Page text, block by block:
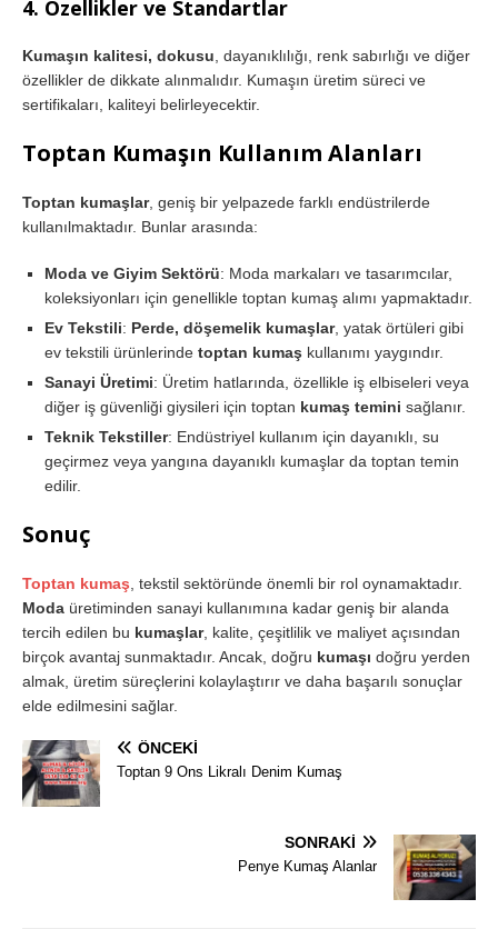
4. Özellikler ve Standartlar
Kumaşın kalitesi, dokusu , dayanıklılığı, renk sabırlığı ve diğer
özellikler de dikkate alınmalıdır. Kumaşın üretim süreci ve
sertifikaları, kaliteyi belirleyecektir.
Toptan Kumaşın Kullanım Alanları
Toptan kumaşlar, geniş bir yelpazede farklı endüstrilerde
kullanılmaktadır. Bunlar arasında:
Moda ve Giyim Sektörü: Moda markaları ve tasarımcılar,
koleksiyonları için genellikle toptan kumaş alımı yapmaktadır.
Ev Tekstili: Perde, döşemelik kumaşlar, yatak örtüleri gibi
ev tekstili ürünlerinde toptan kumaş kullanımı yaygındır.
Sanayi Üretimi: Üretim hatlarında, özellikle iş elbiseleri veya
diğer iş güvenliği giysileri için toptan kumaş temini sağlanır.
Teknik Tekstiller: Endüstriyel kullanım için dayanıklı, su
geçirmez veya yangına dayanıklı kumaşlar da toptan temin
edilir.
Sonuç
Toptan kumaş , tekstil sektöründe önemli bir rol oynamaktadır.
Moda üretiminden sanayi kullanımına kadar geniş bir alanda
tercih edilen bu kumaşlar, kalite, çeşitlilik ve maliyet açısından
birçok avantaj sunmaktadır. Ancak, doğru kumaşı doğru yerden
almak, üretim süreçlerini kolaylaştırır ve daha başarılı sonuçlar
elde edilmesini sağlar.
ÖNCEKI
Toptan 9 Ons Likralı Denim Kumaş
SONRAKI
Penye Kumaş Alanlar